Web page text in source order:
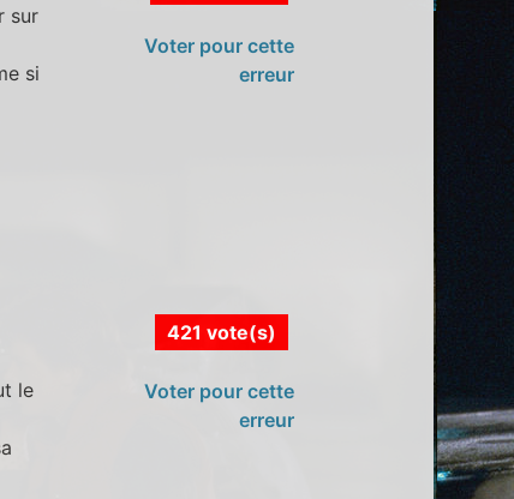
sur
si
Voter pour cette
erreur
le
421 vote(s)
Voter pour cette
erreur